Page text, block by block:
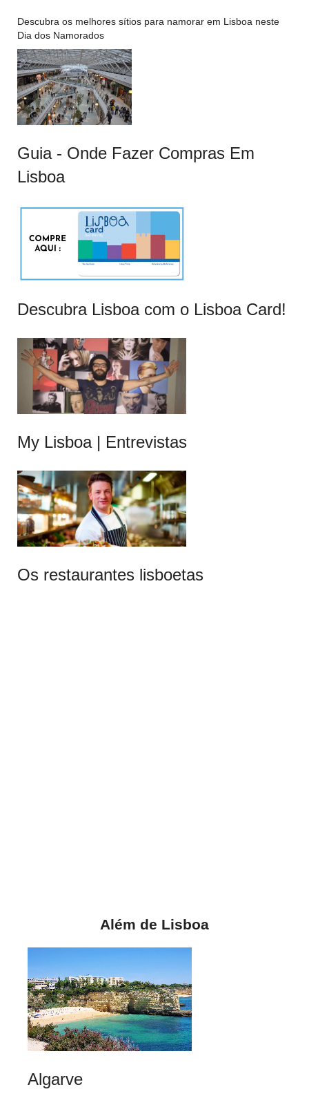
Descubra os melhores sítios para namorar em Lisboa neste
Dia dos Namorados
Guia - Onde Fazer Compras Em
Lisboa
Descubra Lisboa com o Lisboa Card!
My Lisboa | Entrevistas
Os restaurantes lisboetas
Além de Lisboa
Algarve